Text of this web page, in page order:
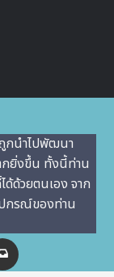
กนําไปพัฒนา
กยิ่งขึ้น ทั้งนี้ท่าน
ด้วยตนเอง จาก
ปกรณ์ของท่าน